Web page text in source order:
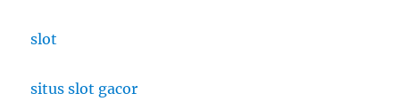
slot
situs slot gacor